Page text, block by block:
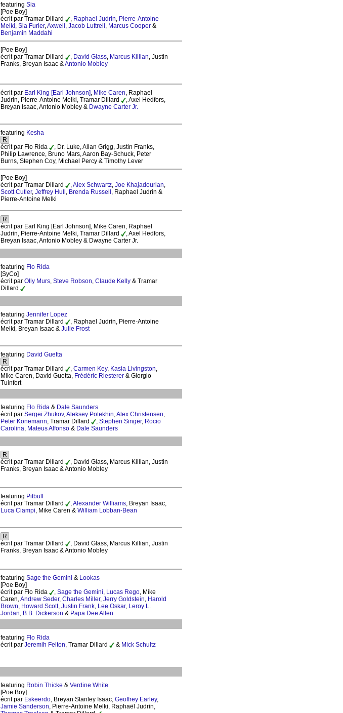
featuring Sia
[Poe Boy]
écrit par Tramar Dillard
Raphael Judrin Pierre-Antoine
Melki Sia Furler, Axwell Jacob Luttrell Marcus Cooper &
Benjamin Maddahi
[Poe Boy]
écrit par Tramar Dillard
David Glass Marcus Killian , Justin
Franks, Breyan Isaac & Antonio Mobley
écrit par Earl King [Earl Johnson] Mike Caren , Raphael
Judrin, Pierre-Antoine Melki, Tramar Dillard
, Axel Hedfors,
Breyan Isaac, Antonio Mobley & Dwayne Carter Jr.
featuring Kesha
R
écrit par Flo Rida
, Dr. Luke, Allan Grigg, Justin Franks,
Philip Lawrence, Bruno Mars, Aaron Bay-Schuck, Peter
Burns, Stephen Coy, Michael Percy & Timothy Lever
[Poe Boy]
écrit par Tramar Dillard
Alex Schwartz Joe Khajadourian
Scott Cutler, Jeffrey Hull Brenda Russell , Raphael Judrin &
Pierre-Antoine Melki
R
écrit par Earl King [Earl Johnson], Mike Caren, Raphael
Judrin, Pierre-Antoine Melki, Tramar Dillard
, Axel Hedfors,
Breyan Isaac, Antonio Mobley & Dwayne Carter Jr.
featuring Flo Rida
[SyCo]
écrit par Olly Murs Steve Robson Claude Kelly & Tramar
Dillard
featuring Jennifer Lopez
écrit par Tramar Dillard
, Raphael Judrin, Pierre-Antoine
Melki, Breyan Isaac & Julie Frost
featuring David Guetta
R
écrit par Tramar Dillard
Carmen Key, Kasia Livingston
Mike Caren, David Guetta, Frédéric Riesterer & Giorgio
Tuinfort
featuring Flo Rida & Dale Saunders
écrit par Sergei Zhukov, Aleksey Potekhin Alex Christensen
Peter Könemann , Tramar Dillard Stephen Singer, Rocio
Carolina Mateus Alfonso & Dale Saunders
R
écrit par Tramar Dillard
, David Glass, Marcus Killian, Justin
Franks, Breyan Isaac & Antonio Mobley
featuring Pitbull
écrit par Tramar Dillard
Alexander Williams , Breyan Isaac,
Luca Ciampi , Mike Caren & William Lobban-Bean
R
écrit par Tramar Dillard
, David Glass, Marcus Killian, Justin
Franks, Breyan Isaac & Antonio Mobley
featuring Sage the Gemini & Lookas
[Poe Boy]
écrit par Flo Rida
Sage the Gemini Lucas Rego , Mike
Caren, Andrew Seder, Charles Miller, Jerry Goldstein Harold
Brown Howard Scott, Justin Frank Lee Oskar, Leroy L.
Jordan B.B. Dickerson & Papa Dee Allen
featuring Flo Rida
écrit par Jeremih Felton , Tramar Dillard & Mick Schultz
featuring Robin Thicke & Verdine White
[Poe Boy]
écrit par Eskeerdo , Breyan Stanley Isaac, Geoffrey Earley,
Jamie Sanderson , Pierre-Antoine Melki, Raphaël Judrin,